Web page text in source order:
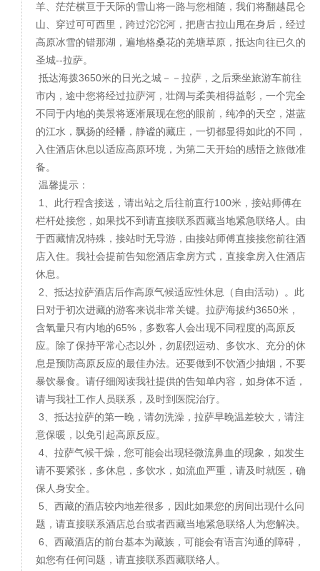
羊、茫茫横亘于天际的雪山将一路与您相随，我们将翻越昆仑
山、穿过可可西里，跨过沱沱河，把唐古拉山甩在身后，经过
高原冰雪的错那湖，遍地格桑花的羌塘草原，抵达向往已久的
圣城--拉萨。
抵达海拨3650米的日光之城－－拉萨，之后乘坐旅游车前往
市内，途中您将经过拉萨河，壮阔与柔美相得益彰，一个完全
不同于内地的美景将逐淅展现在您的眼前，纯净的天空，湛蓝
的江水，飘扬的经幡，静谧的藏庄，一切都显得如此的不同，
入住酒店休息以适应高原环境，为第二天开始的感悟之旅做准
备。
温馨提示：
1、此行程含接送，请出站之后往前直行100米，接站师傅在
栏杆处接您，如果找不到请直接联系西藏当地紧急联络人。由
于西藏情况特殊，接站时无导游，由接站师傅直接接您前往酒
店入住。我社会提前告知您酒店拿房方式，直接拿房入住酒店
休息。
2、抵达拉萨酒店后作高原气候适应性休息（自由活动）。此
日对于初次进藏的游客来说非常关键。拉萨海拔约3650米，
含氧量只有内地的65%，多数客人会出现不同程度的高原反
应。除了保持平常心态以外，勿剧烈运动、多饮水、充分的休
息是预防高原反应的最佳办法。还要做到不饮酒少抽烟，不要
暴饮暴食。请仔细阅读我社提供的告知单内容，如身体不适，
请与我社工作人员联系，及时到医院治疗。
3、抵达拉萨的第一晚，请勿洗澡，拉萨早晚温差较大，请注
意保暖，以免引起高原反应。
4、拉萨气候干燥，您可能会出现轻微流鼻血的现象，如发生
请不要紧张，多休息，多饮水，如流血严重，请及时就医，确
保人身安全。
5、西藏的酒店较内地差很多，因此如果您的房间出现什么问
题，请直接联系酒店总台或者西藏当地紧急联络人为您解决。
6、西藏酒店的前台基本为藏族，可能会有语言沟通的障碍，
如您有任何问题，请直接联系西藏联络人。